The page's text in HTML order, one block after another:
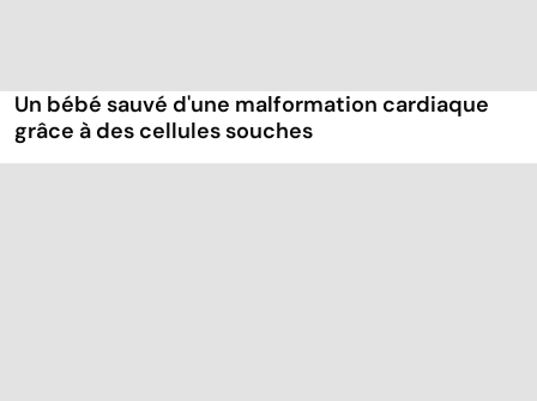
Un bébé sauvé d'une malformation cardiaque
grâce à des cellules souches